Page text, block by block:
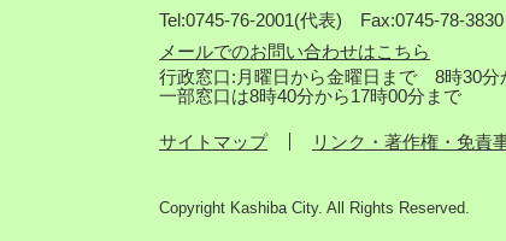
Tel:0745-76-2001(代表) Fax:0745-78-3830
メールでのお問い合わせはこちら
行政窓口:月曜日から金曜日まで 8時30
一部窓口は8時40分から17時00分まで
サイトマップ リンク・著作権・免責
Copyright Kashiba City. All Rights Reserved.